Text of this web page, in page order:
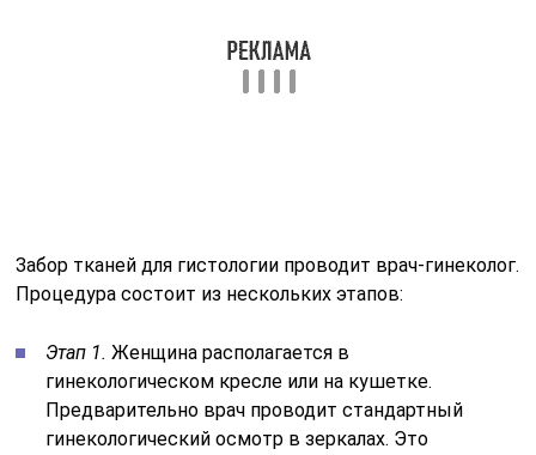
Забор тканей для гистологии проводит врач-гинеколог.
Процедура состоит из нескольких этапов:
Этап 1.Женщина располагается в
гинекологическом кресле или на кушетке.
Предварительно врач проводит стандартный
гинекологический осмотр в зеркалах. Это